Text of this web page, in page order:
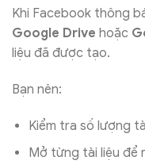
Khi Facebook thông
Google Drive hoặc
liệu đã được tạo.
Bạn nên:
Kiểm tra số lượng
Mở từng tài liệu để